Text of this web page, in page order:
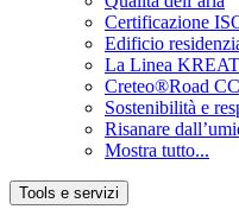
Certificazione
Edificio
La Linea
Creteo®Road
Sostenibilità e
Risanare
Mostra tutto...
Tools e servizi